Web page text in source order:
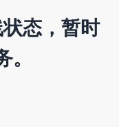
态，暂时